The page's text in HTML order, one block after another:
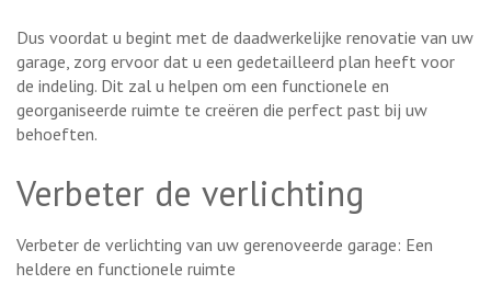
Dus voordat u begint met de daadwerkelijke renovatie van uw
garage, zorg ervoor dat u een gedetailleerd plan heeft voor
de indeling. Dit zal u helpen om een functionele en
georganiseerde ruimte te creëren die perfect past bij uw
behoeften.
Verbeter de verlichting
Verbeter de verlichting van uw gerenoveerde garage: Een
heldere en functionele ruimte